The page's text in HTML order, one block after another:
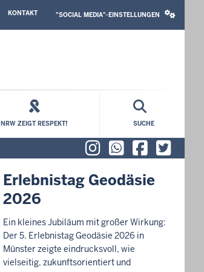
TOPKONTAKT
MEDIA
"SOCIAL MEDIA"-EINSTELLUNGEN
NRW ZEIGT RESPEKT! SUCHE
InstagramX
Erlebnistag Geodäsie
2026
Ein kleines Jubiläum mit großer Wirkung:
Der 5. Erlebnistag Geodäsie 2026 in
Münster zeigte eindrucksvoll, wie
vielseitig, zukunftsorientiert und